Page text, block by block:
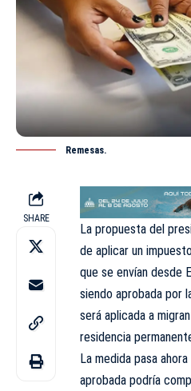
Remesas.
SHARE
La propuesta del
de aplicar un
que se envían desde
siendo aprobada por
será aplicada a
residencia
La medida pasa
aprobada podría